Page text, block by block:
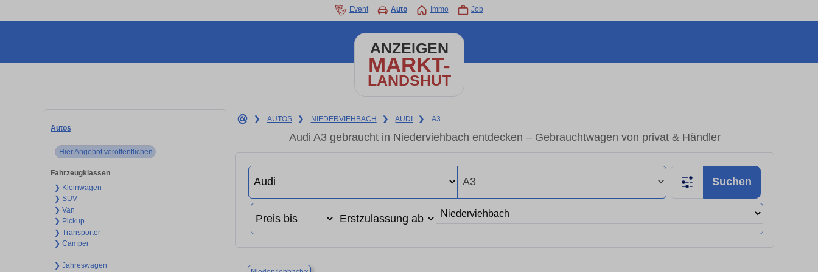
Event Auto Immo Job
ANZEIGEN
MARKT-
LANDSHUT
Autos
Hier Angebot veröffentlichen
Fahrzeugklassen
❯ Kleinwagen
❯ SUV
❯ Van
❯ Pickup
❯ Transporter
❯ Camper
❯ Jahreswagen
❯ AUTOS ❯ NIEDERVIEHBACH ❯ AUDI ❯ A3
Audi A3 gebraucht in Niederviehbach entdecken – Gebrauchtwagen von privat & Händler
Suchen